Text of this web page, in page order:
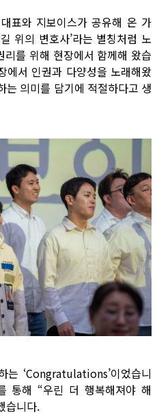
표와 지보이스가 공유해 온 가
위의 변호사’라는 별칭처럼 노
를 위해 현장에서 함께해 왔습
에서 인권과 다양성을 노래해왔
는 의미를 담기에 적절하다고 생
는 ‘Congratulations’이었습니
통해 “우린 더 행복해져야 해
습니다.